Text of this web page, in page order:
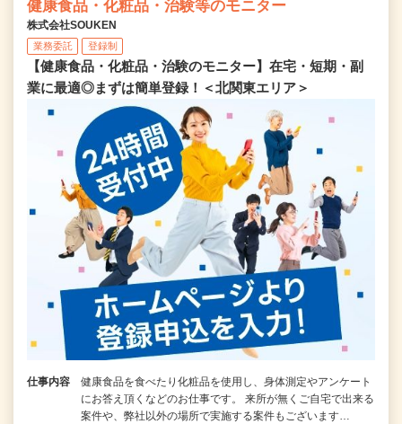
健康食品・化粧品・治験等のモニター
株式会社SOUKEN
業務委託 登録制
【健康食品・化粧品・治験のモニター】在宅・短期・副
業に最適◎まずは簡単登録！＜北関東エリア＞
仕事内容
健康食品を食べたり化粧品を使用し、身体測定やアンケート
にお答え頂くなどのお仕事です。 来所が無くご自宅で出来る
案件や、弊社以外の場所で実施する案件もございます…